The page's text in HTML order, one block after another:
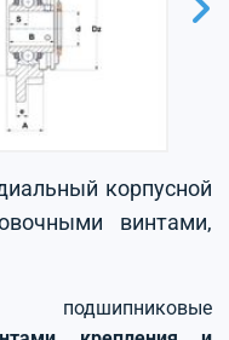
корпусной
винтами,